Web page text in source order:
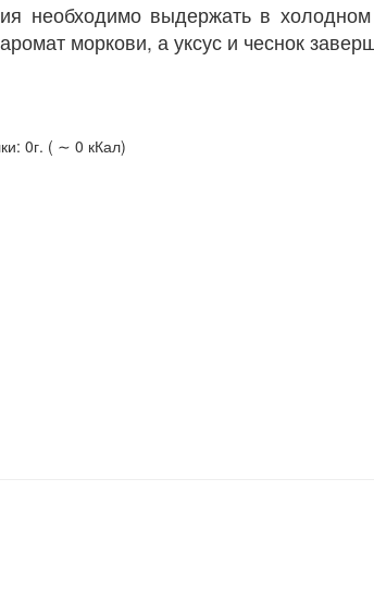
необходимо выдержать в
моркови, а уксус и чеснок
0г. ( ∼ 0 кКал)